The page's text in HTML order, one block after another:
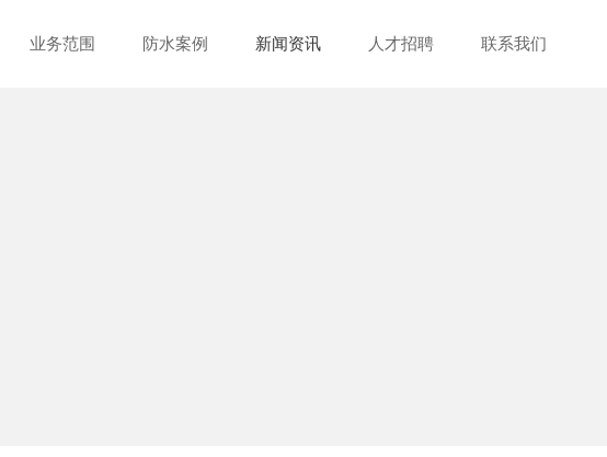
业务范围 防水案例 新闻资讯 人才招聘 联系我们